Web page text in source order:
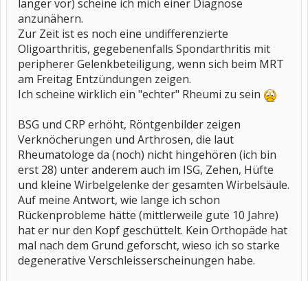
länger vor) scheine ich mich einer Diagnose
anzunähern.
Zur Zeit ist es noch eine undifferenzierte
Oligoarthritis, gegebenenfalls Spondarthritis mit
peripherer Gelenkbeteiligung, wenn sich beim MRT
am Freitag Entzündungen zeigen.
Ich scheine wirklich ein "echter" Rheumi zu sein
BSG und CRP erhöht, Röntgenbilder zeigen
Verknöcherungen und Arthrosen, die laut
Rheumatologe da (noch) nicht hingehören (ich bin
erst 28) unter anderem auch im ISG, Zehen, Hüfte
und kleine Wirbelgelenke der gesamten Wirbelsäule.
Auf meine Antwort, wie lange ich schon
Rückenprobleme hätte (mittlerweile gute 10 Jahre)
hat er nur den Kopf geschüttelt. Kein Orthopäde hat
mal nach dem Grund geforscht, wieso ich so starke
degenerative Verschleisserscheinungen habe.